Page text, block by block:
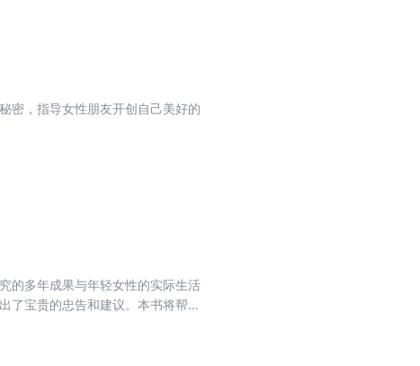
乐、成功的人生。
密，指导女性朋友开创自己美好的
的多年成果与年轻女性的实际生活
了宝贵的忠告和建议。本书将帮助